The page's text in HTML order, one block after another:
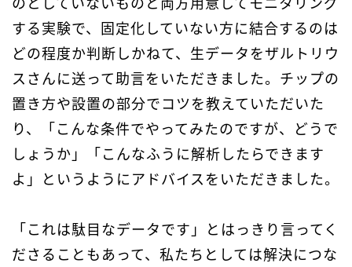
する実験で、固定化していない方に結合するのは
どの程度か判断しかねて、生データをザルトリウ
スさんに送って助言をいただきました。チップの
置き方や設置の部分でコツを教えていただいた
り、「こんな条件でやってみたのですが、どうで
しょうか」「こんなふうに解析したらできます
よ」というようにアドバイスをいただきました。
「これは駄目なデータです」とはっきり言ってく
ださることもあって、私たちとしては解決につな